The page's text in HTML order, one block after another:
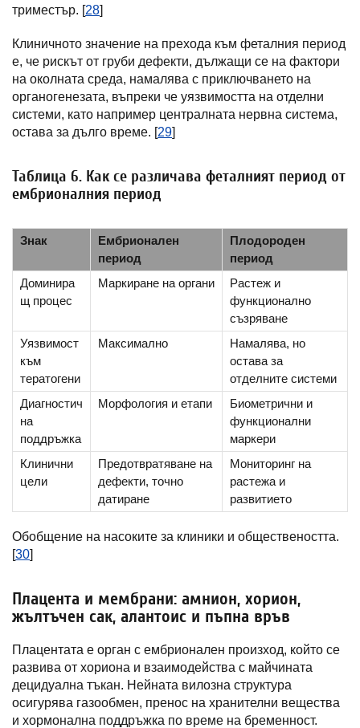
триместър. [28]
Клиничното значение на прехода към феталния период
е, че рискът от груби дефекти, дължащи се на фактори
на околната среда, намалява с приключването на
органогенезата, въпреки че уязвимостта на отделни
системи, като например централната нервна система,
остава за дълго време. [29]
Таблица 6. Как се различава феталният период от
ембрионалния период
Знак
Ембрионален
период
Плодороден
период
Доминира
щ процес
Маркиране на органи
Растеж и
функционално
съзряване
Уязвимост
към
тератогени
Максимално
Намалява, но
остава за
отделните системи
Диагностич
на
поддръжка
Морфология и етапи
Биометрични и
функционални
маркери
Клинични
цели
Предотвратяване на
дефекти, точно
датиране
Мониторинг на
растежа и
развитието
Обобщение на насоките за клиники и обществеността.
[30]
Плацента и мембрани: амнион, хорион,
жълтъчен сак, алантоис и пъпна връв
Плацентата е орган с ембрионален произход, който се
развива от хориона и взаимодейства с майчината
децидуална тъкан. Нейната вилозна структура
осигурява газообмен, пренос на хранителни вещества
и хормонална поддръжка по време на бременност.